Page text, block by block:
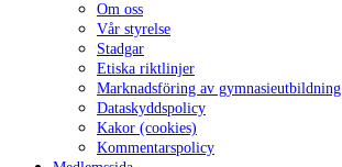
Om oss
Vår styrelse
Stadgar
Etiska riktlinjer
Marknadsföring av gymnasieutbildning
Dataskyddspolicy
Kakor (cookies)
Kommentarspolicy